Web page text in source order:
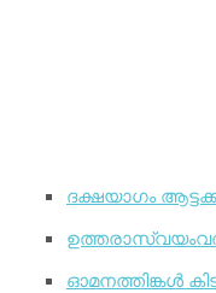
ദക്ഷയാഗം
ഓമനത്തിങ്കള്‍